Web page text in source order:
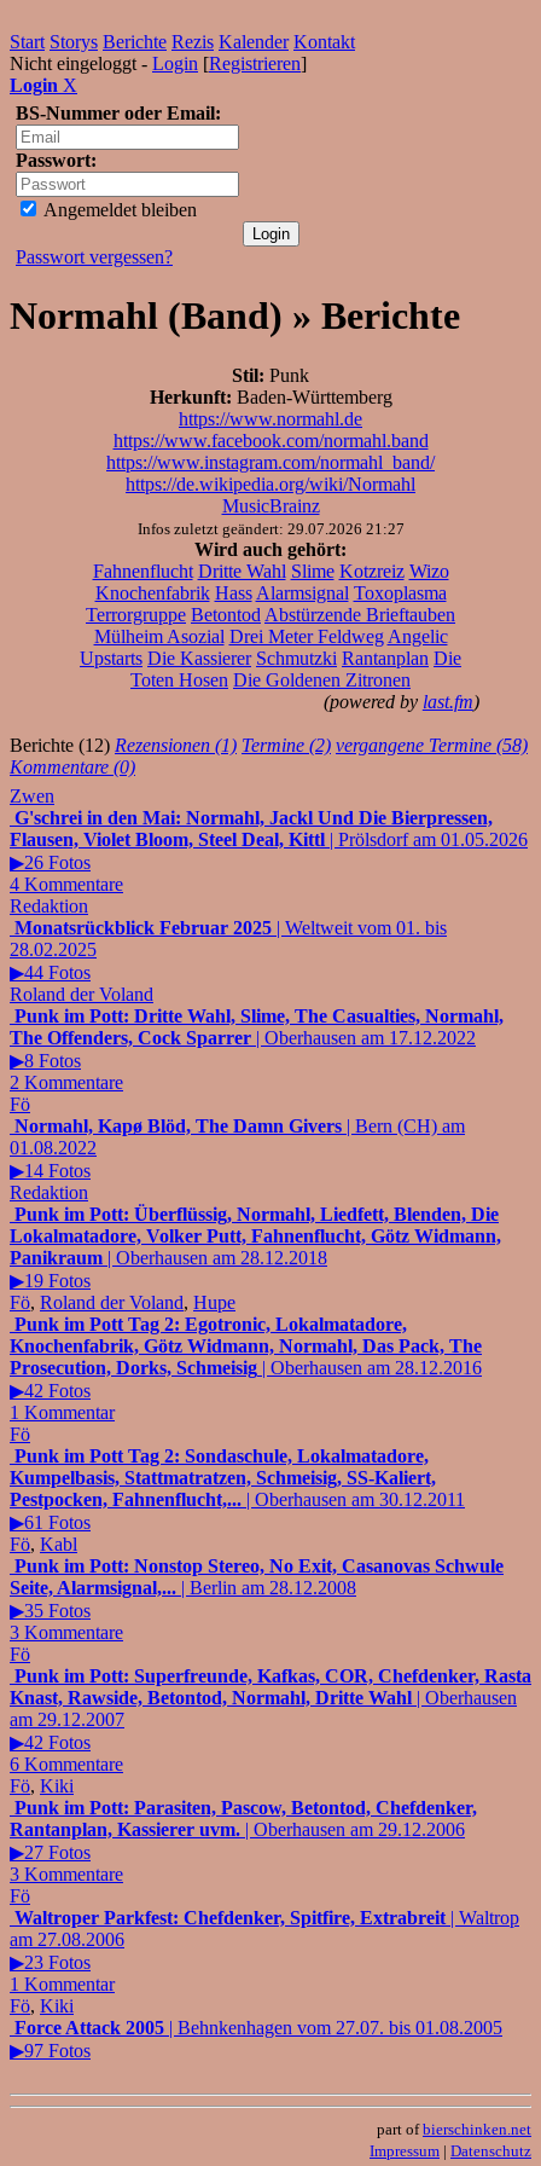
Start Storys Berichte Rezis Kalender Kontakt
Nicht eingeloggt - Login [Registrieren]
Login X
BS-Nummer oder Email:
Passwort:
Angemeldet bleiben
Passwort vergessen?
Normahl (Band) » Berichte
Stil: Punk
Herkunft: Baden-Württemberg
https://www.normahl.de
https://www.facebook.com/normahl.band
https://www.instagram.com/normahl_band/
https://de.wikipedia.org/wiki/Normahl
MusicBrainz
Infos zuletzt geändert: 29.07.2026 21:27
Wird auch gehört:
Fahnenflucht Dritte Wahl Slime Kotzreiz Wizo
Knochenfabrik Hass Alarmsignal Toxoplasma
Terrorgruppe Betontod Abstürzende Brieftauben
Mülheim Asozial Drei Meter Feldweg Angelic
Upstarts Die Kassierer Schmutzki Rantanplan Die
Toten Hosen Die Goldenen Zitronen
(powered by last.fm)
Berichte (12) Rezensionen (1) Termine (2) vergangene Termine (58)
Kommentare (0)
Zwen
G'schrei in den Mai: Normahl, Jackl Und Die Bierpressen,
Flausen, Violet Bloom, Steel Deal, Kittl | Prölsdorf am 01.05.2026
▶26 Fotos
4 Kommentare
Redaktion
Monatsrückblick Februar 2025 | Weltweit vom 01. bis
28.02.2025
▶44 Fotos
Roland der Voland
Punk im Pott: Dritte Wahl, Slime, The Casualties, Normahl,
The Offenders, Cock Sparrer | Oberhausen am 17.12.2022
▶8 Fotos
2 Kommentare
Fö
Normahl, Kapø Blöd, The Damn Givers | Bern (CH) am
01.08.2022
▶14 Fotos
Redaktion
Punk im Pott: Überflüssig, Normahl, Liedfett, Blenden, Die
Lokalmatadore, Volker Putt, Fahnenflucht, Götz Widmann,
Panikraum | Oberhausen am 28.12.2018
▶19 Fotos
Fö, Roland der Voland, Hupe
Punk im Pott Tag 2: Egotronic, Lokalmatadore,
Knochenfabrik, Götz Widmann, Normahl, Das Pack, The
Prosecution, Dorks, Schmeisig | Oberhausen am 28.12.2016
▶42 Fotos
1 Kommentar
Fö
Punk im Pott Tag 2: Sondaschule, Lokalmatadore,
Kumpelbasis, Stattmatratzen, Schmeisig, SS-Kaliert,
Pestpocken, Fahnenflucht,... | Oberhausen am 30.12.2011
▶61 Fotos
Fö, Kabl
Punk im Pott: Nonstop Stereo, No Exit, Casanovas Schwule
Seite, Alarmsignal,... | Berlin am 28.12.2008
▶35 Fotos
3 Kommentare
Fö
Punk im Pott: Superfreunde, Kafkas, COR, Chefdenker, Rasta
Knast, Rawside, Betontod, Normahl, Dritte Wahl | Oberhausen
am 29.12.2007
▶42 Fotos
6 Kommentare
Fö, Kiki
Punk im Pott: Parasiten, Pascow, Betontod, Chefdenker,
Rantanplan, Kassierer uvm. | Oberhausen am 29.12.2006
▶27 Fotos
3 Kommentare
Fö
Waltroper Parkfest: Chefdenker, Spitfire, Extrabreit | Waltrop
am 27.08.2006
▶23 Fotos
1 Kommentar
Fö, Kiki
Force Attack 2005 | Behnkenhagen vom 27.07. bis 01.08.2005
▶97 Fotos
part ofbierschinken.net
Impressum | Datenschutz